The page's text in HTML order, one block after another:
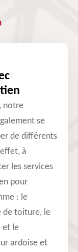
notre
se
de différents
à
les services
pour
: le
de toiture, le
et le
ardoise et